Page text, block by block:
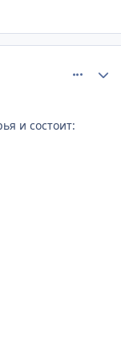
и состоит: